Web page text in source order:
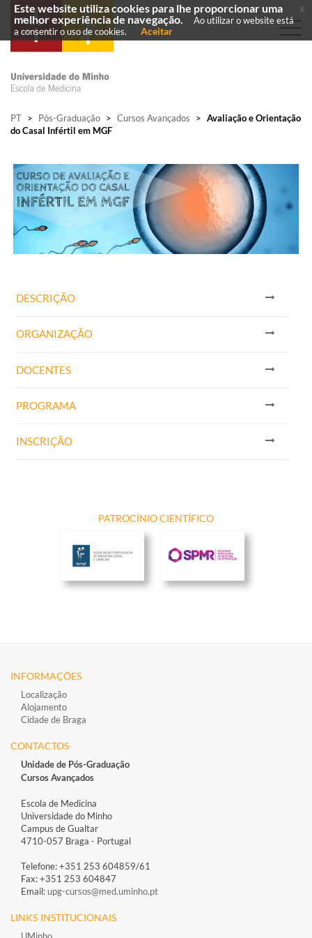
PT > Pós-Graduação > Cursos Avançados > Avaliação e Orientação
do Casal Infértil em MGF
DESCRIÇÃO
ORGANIZAÇÃO
DOCENTES
PROGRAMA
INSCRIÇÃO
PATROCÍNIO CIENTÍFICO
INFORMAÇÕES
Localização
Alojamento
Cidade de Braga
CONTACTOS
Unidade de Pós-Graduação
Cursos Avançados
Escola de Medicina
Universidade do Minho
Campus de Gualtar
4710-057 Braga - Portugal
Telefone: +351 253 604859/61
Fax: +351 253 604847
Email:upg-cursos@med.uminho.pt
LINKS INSTITUCIONAIS
Este website utiliza cookies para lhe proporcionar uma
melhor experiência de navegação.
Ao utilizar o website está
a consentir o uso de cookies.
Aceitar
x